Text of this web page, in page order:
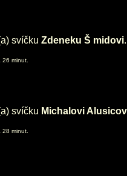
svíčku Zdeneku Š midovi.
minut.
svíčku Michalovi
minut.